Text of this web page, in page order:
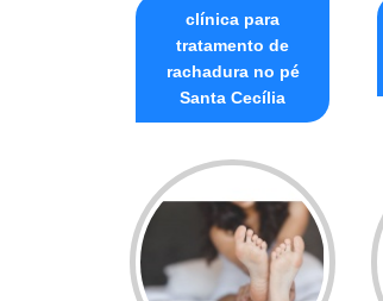
clínica para
tratamento de
rachadura no pé
Santa Cecília